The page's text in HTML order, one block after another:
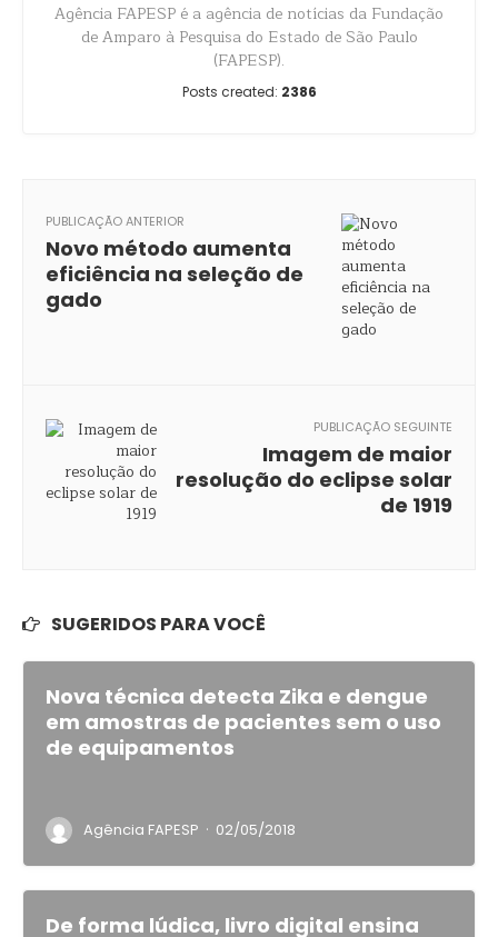
Agência FAPESP é a agência de notícias da Fundação
de Amparo à Pesquisa do Estado de São Paulo
(FAPESP).
Posts created: 2386
PUBLICAÇÃO ANTERIOR
Novo método aumenta
eficiência na seleção de
gado
PUBLICAÇÃO SEGUINTE
Imagem de maior
resolução do eclipse solar
de 1919
SUGERIDOS PARA VOCÊ
Nova técnica detecta Zika e dengue
em amostras de pacientes sem o uso
de equipamentos
Agência FAPESP · 02/05/2018
De forma lúdica, livro digital ensina